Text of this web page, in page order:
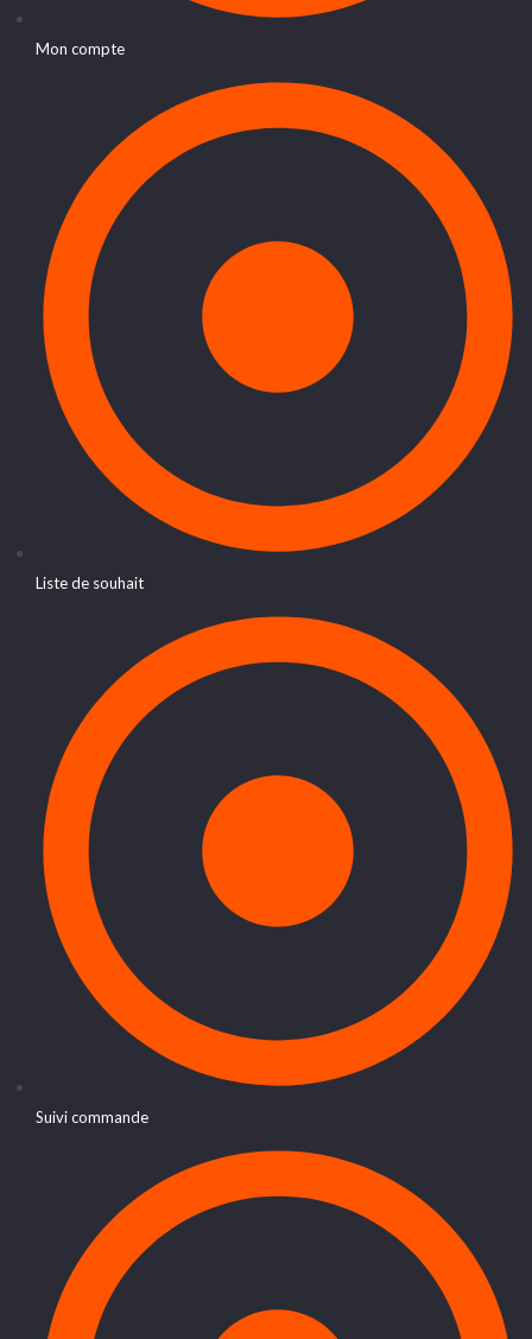
Mon compte
Liste de souhait
Suivi commande